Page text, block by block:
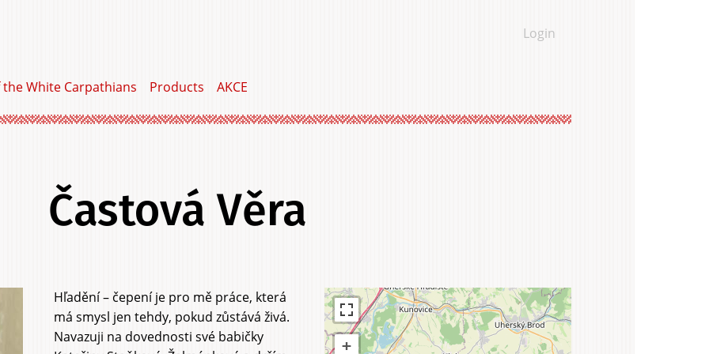
Login
White Carpathians Products AKCE
Častová Věra
Hľadění – čepení je pro mě práce, která
má smysl jen tehdy, pokud zůstává živá.
Navazuji na dovednosti své babičky